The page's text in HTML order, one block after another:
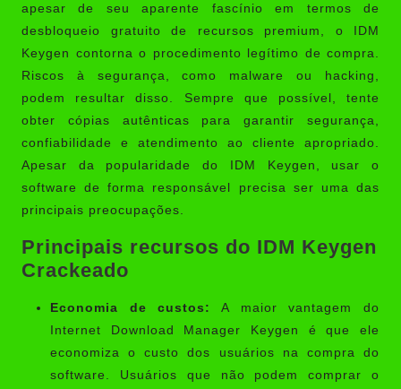
apesar de seu aparente fascínio em termos de
desbloqueio gratuito de recursos premium, o IDM
Keygen contorna o procedimento legítimo de compra.
Riscos à segurança, como malware ou hacking,
podem resultar disso. Sempre que possível, tente
obter cópias autênticas para garantir segurança,
confiabilidade e atendimento ao cliente apropriado.
Apesar da popularidade do IDM Keygen, usar o
software de forma responsável precisa ser uma das
principais preocupações.
Principais recursos do IDM Keygen
Crackeado
Economia de custos:
A maior vantagem do
Internet Download Manager Keygen é que ele
economiza o custo dos usuários na compra do
software. Usuários que não podem comprar o